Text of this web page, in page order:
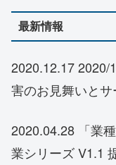
最新情報
2020.12.17 2020/
害のお見舞いと
2020.04.28 「業
業シリーズ V1.1